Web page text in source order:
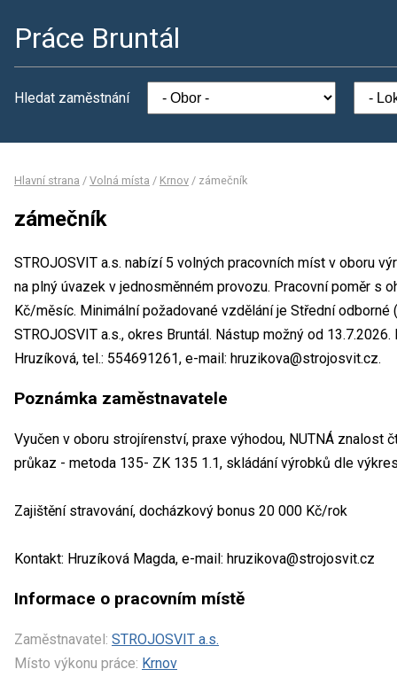
Práce Bruntál
Hledat zaměstnání
Hlavní strana / Volná místa / Krnov / zámečník
zámečník
STROJOSVIT a.s. nabízí 5 volných pracovních míst v oboru
na plný úvazek v jednosměnném provozu. Pracovní poměr s
Kč/měsíc. Minimální požadované vzdělání je Střední
STROJOSVIT a.s., okres Bruntál. Nástup možný od
Hruzíková, tel.: 554691261, e-mail: hruzikova@strojosvit.cz.
Poznámka zaměstnavatele
Vyučen v oboru strojírenství, praxe výhodou, NUTNÁ znalost
průkaz - metoda 135- ZK 135 1.1, skládání výrobků dle
Zajištění stravování, docházkový bonus 20 000 Kč/rok
Kontakt: Hruzíková Magda, e-mail: hruzikova@strojosvit.cz
Informace o pracovním místě
Zaměstnavatel: STROJOSVIT a.s.
Místo výkonu práce: Krnov